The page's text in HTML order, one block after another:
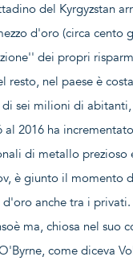
del Kyrgyzstan
d'oro (circa cento
dei propri
resto, nel paese è
sei milioni di
al 2016 ha
di metallo prezioso
è giunto il momento
d'oro anche tra i
ma, chiosa nel suo
come diceva